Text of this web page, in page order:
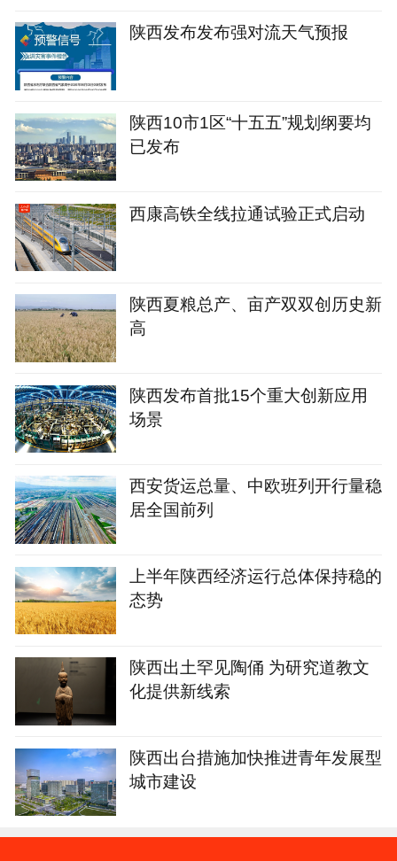
陕西发布发布强对流天气预报
陕西10市1区“十五五”规划纲要均
已发布
西康高铁全线拉通试验正式启动
陕西夏粮总产、亩产双双创历史新
高
陕西发布首批15个重大创新应用
场景
西安货运总量、中欧班列开行量稳
居全国前列
上半年陕西经济运行总体保持稳的
态势
陕西出土罕见陶俑 为研究道教文
化提供新线索
陕西出台措施加快推进青年发展型
城市建设